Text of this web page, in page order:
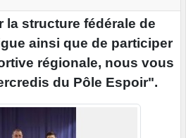
la structure fédérale de
ainsi que de participer
régionale, nous vous
du Pôle Espoir".